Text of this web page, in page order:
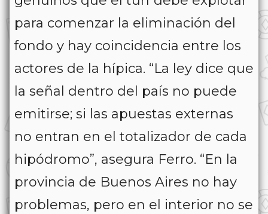
para comenzar la eliminación del
fondo y hay coincidencia entre los
actores de la hípica. “La ley dice que
la señal dentro del país no puede
emitirse; si las apuestas externas
no entran en el totalizador de cada
hipódromo”, asegura Ferro. “En la
provincia de Buenos Aires no hay
problemas, pero en el interior no se